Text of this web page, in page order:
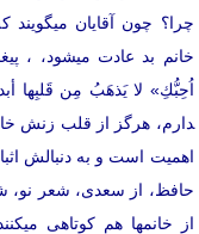
چرا؟ چون آقایان می­گویند
خانم بد عادت می­شود، ،
اُحِبُّكِ» لا يَذهَبُ مِن قَلبِها
دارم، هرگز از قلب زنش
اهمیت است و به دنبالش
حافظ، از سعدی، شعر نو،
از خانم­ها هم کوتاهی